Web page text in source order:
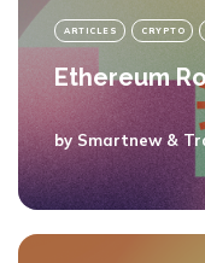
ARTICLES CRYPTO
Ethereum
by Smartnew&